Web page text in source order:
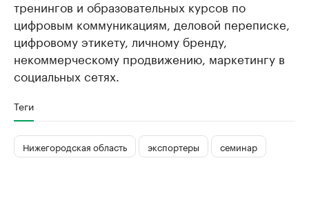
тренингов и образовательных курсов по
цифровым коммуникациям, деловой переписке,
цифровому этикету, личному бренду,
некоммерческому продвижению, маркетингу в
социальных сетях.
Теги
Нижегородская область экспортеры семинар